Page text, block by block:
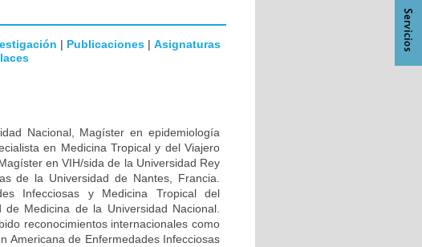
| Publicaciones | Asignaturas
Nacional, Magíster en epidemiología
en Medicina Tropical y del Viajero
en VIH/sida de la Universidad Rey
de la Universidad de Nantes, Francia.
Infecciosas y Medicina Tropical del
Medicina de la Universidad Nacional.
reconocimientos internacionales como
Americana de Enfermedades Infecciosas